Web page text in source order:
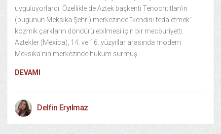
uyguluyorlardı. Özellikle de Aztek başkenti Tenochtitlan’ın
(bugünün Meksika Şehri) merkezinde “kendini feda etmek”
kozmik çarkların döndürülebilmesi için bir mecburiyetti.
Aztekler (Mexica), 14. ve 16. yüzyıllar arasında modern
Meksika’nın merkezinde hüküm sürmüş
DEVAMI
Delfin Eryılmaz